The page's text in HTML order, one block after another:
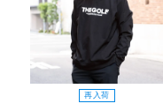
再入荷